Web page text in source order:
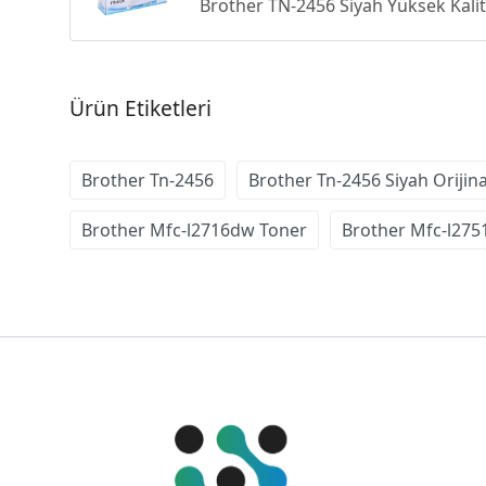
Brother TN-2456 Siyah Yüksek
Ürün Etiketleri
Brother Tn-2456 Brother Tn-2456 Siyah
Brother Mfc-l2716dw Toner Brother Mfc-